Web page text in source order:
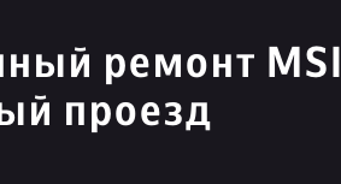
ремонт MSI
проезд